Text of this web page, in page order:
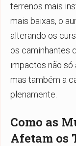
terrenos mais
mais baixas, o
alterando os
os caminhantes
impactos não só
mas também a
plenamente.
Como as
Afetam os